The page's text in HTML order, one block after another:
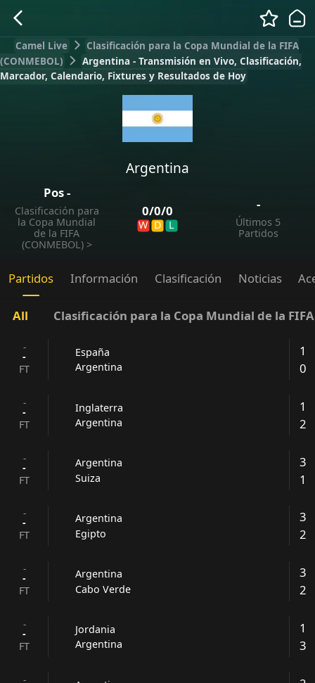
Camel Live
Clasificación para la Copa Mundial de la FIFA
(CONMEBOL)
Argentina - Transmisión en Vivo, Clasificación,
Marcador, Calendario, Fixtures y Resultados de Hoy
Argentina
Pos-
Clasificación para
la Copa Mundial
de la FIFA
(CONMEBOL)>
0/0/0
W D L
-
Últimos 5
Partidos
Partidos Información Clasificación Noticias
All Clasificación para la Copa Mundial de la FIFA
-
-
FT
España
Argentina
1
0
-
-
FT
Inglaterra
Argentina
1
2
-
-
FT
Argentina
Suiza
3
1
-
-
FT
Argentina
Egipto
3
2
-
-
FT
Argentina
Cabo Verde
3
2
-
-
FT
Jordania
Argentina
1
3
-